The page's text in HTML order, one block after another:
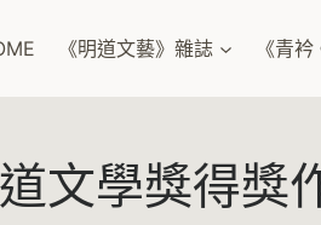
《明道文藝》雜誌 《青
文學獎得獎